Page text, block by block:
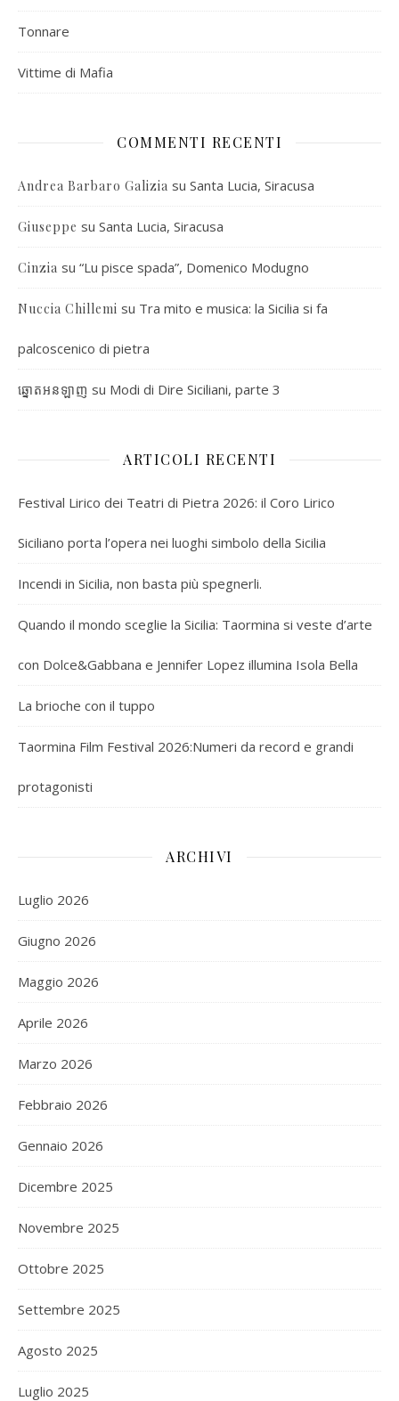
Tonnare
Vittime di Mafia
COMMENTI RECENTI
Andrea Barbaro Galizia su Santa Lucia, Siracusa
Giuseppe su Santa Lucia, Siracusa
Cinzia su “Lu pisce spada”, Domenico Modugno
Nuccia Chillemi su Tra mito e musica: la Sicilia si fa
palcoscenico di pietra
ឆ្នោតអនឡាញ su Modi di Dire Siciliani, parte 3
ARTICOLI RECENTI
Festival Lirico dei Teatri di Pietra 2026: il Coro Lirico
Siciliano porta l’opera nei luoghi simbolo della Sicilia
Incendi in Sicilia, non basta più spegnerli.
Quando il mondo sceglie la Sicilia: Taormina si veste d’arte
con Dolce&Gabbana e Jennifer Lopez illumina Isola Bella
La brioche con il tuppo
Taormina Film Festival 2026:Numeri da record e grandi
protagonisti
ARCHIVI
Luglio 2026
Giugno 2026
Maggio 2026
Aprile 2026
Marzo 2026
Febbraio 2026
Gennaio 2026
Dicembre 2025
Novembre 2025
Ottobre 2025
Settembre 2025
Agosto 2025
Luglio 2025